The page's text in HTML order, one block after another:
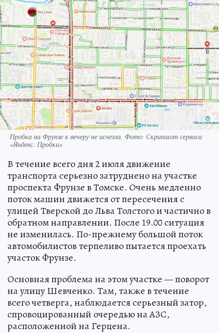
Пробка на Фрунзе к вечеру не исчезла. Фото: Скриншот сервиса
«Яндекс. Пробки»
В течение всего дня 2 июля движение
транспорта серьезно затруднено на участке
проспекта Фрунзе в Томске. Очень медленно
поток машин движется от пересечения с
улицей Тверской до Льва Толстого и частично в
обратном направлении. После 19.00 ситуация
не изменилась. По-прежнему большой поток
автомобилистов терпеливо пытается проехать
участок Фрунзе.
Основная проблема на этом участке — поворот
на улицу Шевченко. Там, также в течение
всего четверга, наблюдается серьезный затор,
спровоцированный очередью на АЗС,
расположенной на Герцена.